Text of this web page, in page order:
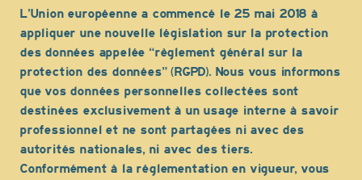
L’Union européenne a commencé le 25 mai 2018 à
appliquer une nouvelle législation sur la protection
des données appelée “règlement général sur la
protection des données” (RGPD). Nous vous informons
que vos données personnelles collectées sont
destinées exclusivement à un usage interne à savoir
professionnel et ne sont partagées ni avec des
autorités nationales, ni avec des tiers.
Conformément à la réglementation en vigueur, vous